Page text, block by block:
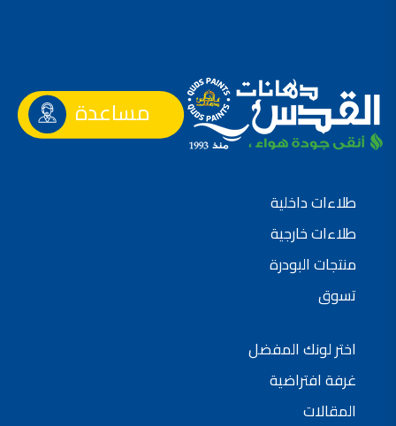
مساعدة
طلاءات داخلية
طلاءات خارجية
منتجات البودرة
تسوق
اختر لونك المفضل
غرفة افتراضية
المقالات